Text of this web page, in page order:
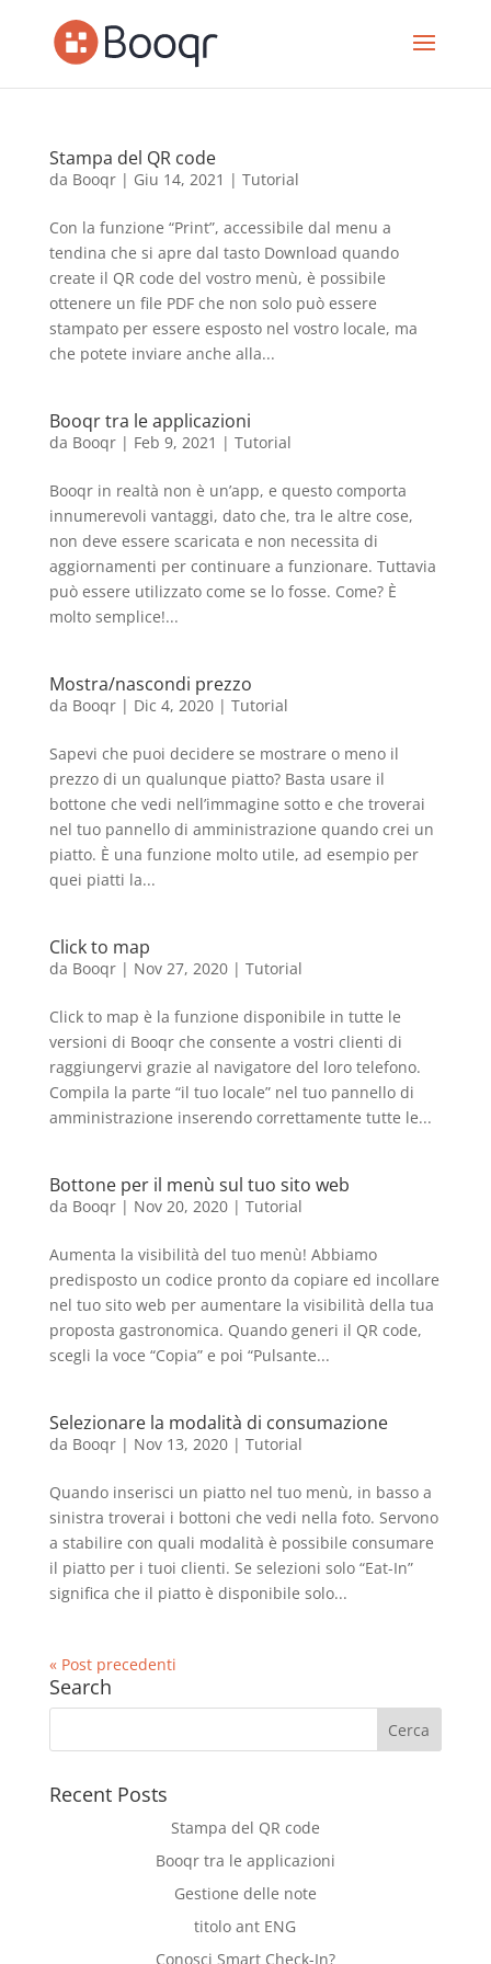
Stampa del QR code
da Booqr| Giu 14, 2021 | Tutorial
Con la funzione “Print”, accessibile dal menu a
tendina che si apre dal tasto Download quando
create il QR code del vostro menù, è possibile
ottenere un file PDF che non solo può essere
stampato per essere esposto nel vostro locale, ma
che potete inviare anche alla...
Booqr tra le applicazioni
da Booqr| Feb 9, 2021 | Tutorial
Booqr in realtà non è un’app, e questo comporta
innumerevoli vantaggi, dato che, tra le altre cose,
non deve essere scaricata e non necessita di
aggiornamenti per continuare a funzionare. Tuttavia
può essere utilizzato come se lo fosse. Come? È
molto semplice!...
Mostra/nascondi prezzo
da Booqr| Dic 4, 2020| Tutorial
Sapevi che puoi decidere se mostrare o meno il
prezzo di un qualunque piatto? Basta usare il
bottone che vedi nell’immagine sotto e che troverai
nel tuo pannello di amministrazione quando crei un
piatto. È una funzione molto utile, ad esempio per
quei piatti la...
Click to map
da Booqr| Nov 27, 2020| Tutorial
Click to map è la funzione disponibile in tutte le
versioni di Booqr che consente a vostri clienti di
raggiungervi grazie al navigatore del loro telefono.
Compila la parte “il tuo locale” nel tuo pannello di
amministrazione inserendo correttamente tutte le...
Bottone per il menù sul tuo sito web
da Booqr| Nov 20, 2020| Tutorial
Aumenta la visibilità del tuo menù! Abbiamo
predisposto un codice pronto da copiare ed incollare
nel tuo sito web per aumentare la visibilità della tua
proposta gastronomica. Quando generi il QR code,
scegli la voce “Copia” e poi “Pulsante...
Selezionare la modalità di consumazione
da Booqr| Nov 13, 2020| Tutorial
Quando inserisci un piatto nel tuo menù, in basso a
sinistra troverai i bottoni che vedi nella foto. Servono
a stabilire con quali modalità è possibile consumare
il piatto per i tuoi clienti. Se selezioni solo “Eat-In”
significa che il piatto è disponibile solo...
« Post precedenti
Search
Recent Posts
Stampa del QR code
Booqr tra le applicazioni
Gestione delle note
titolo ant ENG
Conosci Smart Check-In?